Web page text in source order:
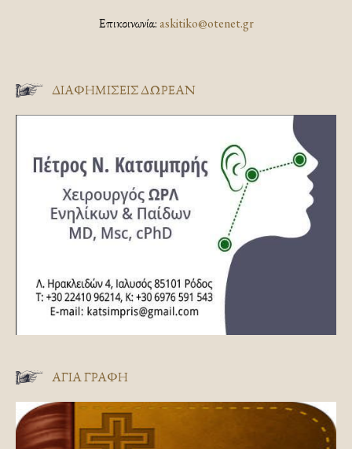
Επικοινωνία:askitiko@otenet.gr
ΔΙΑΦΗΜΊΣΕΙΣ ΔΩΡΕΆΝ
ΑΓΊΑ ΓΡΑΦΉ